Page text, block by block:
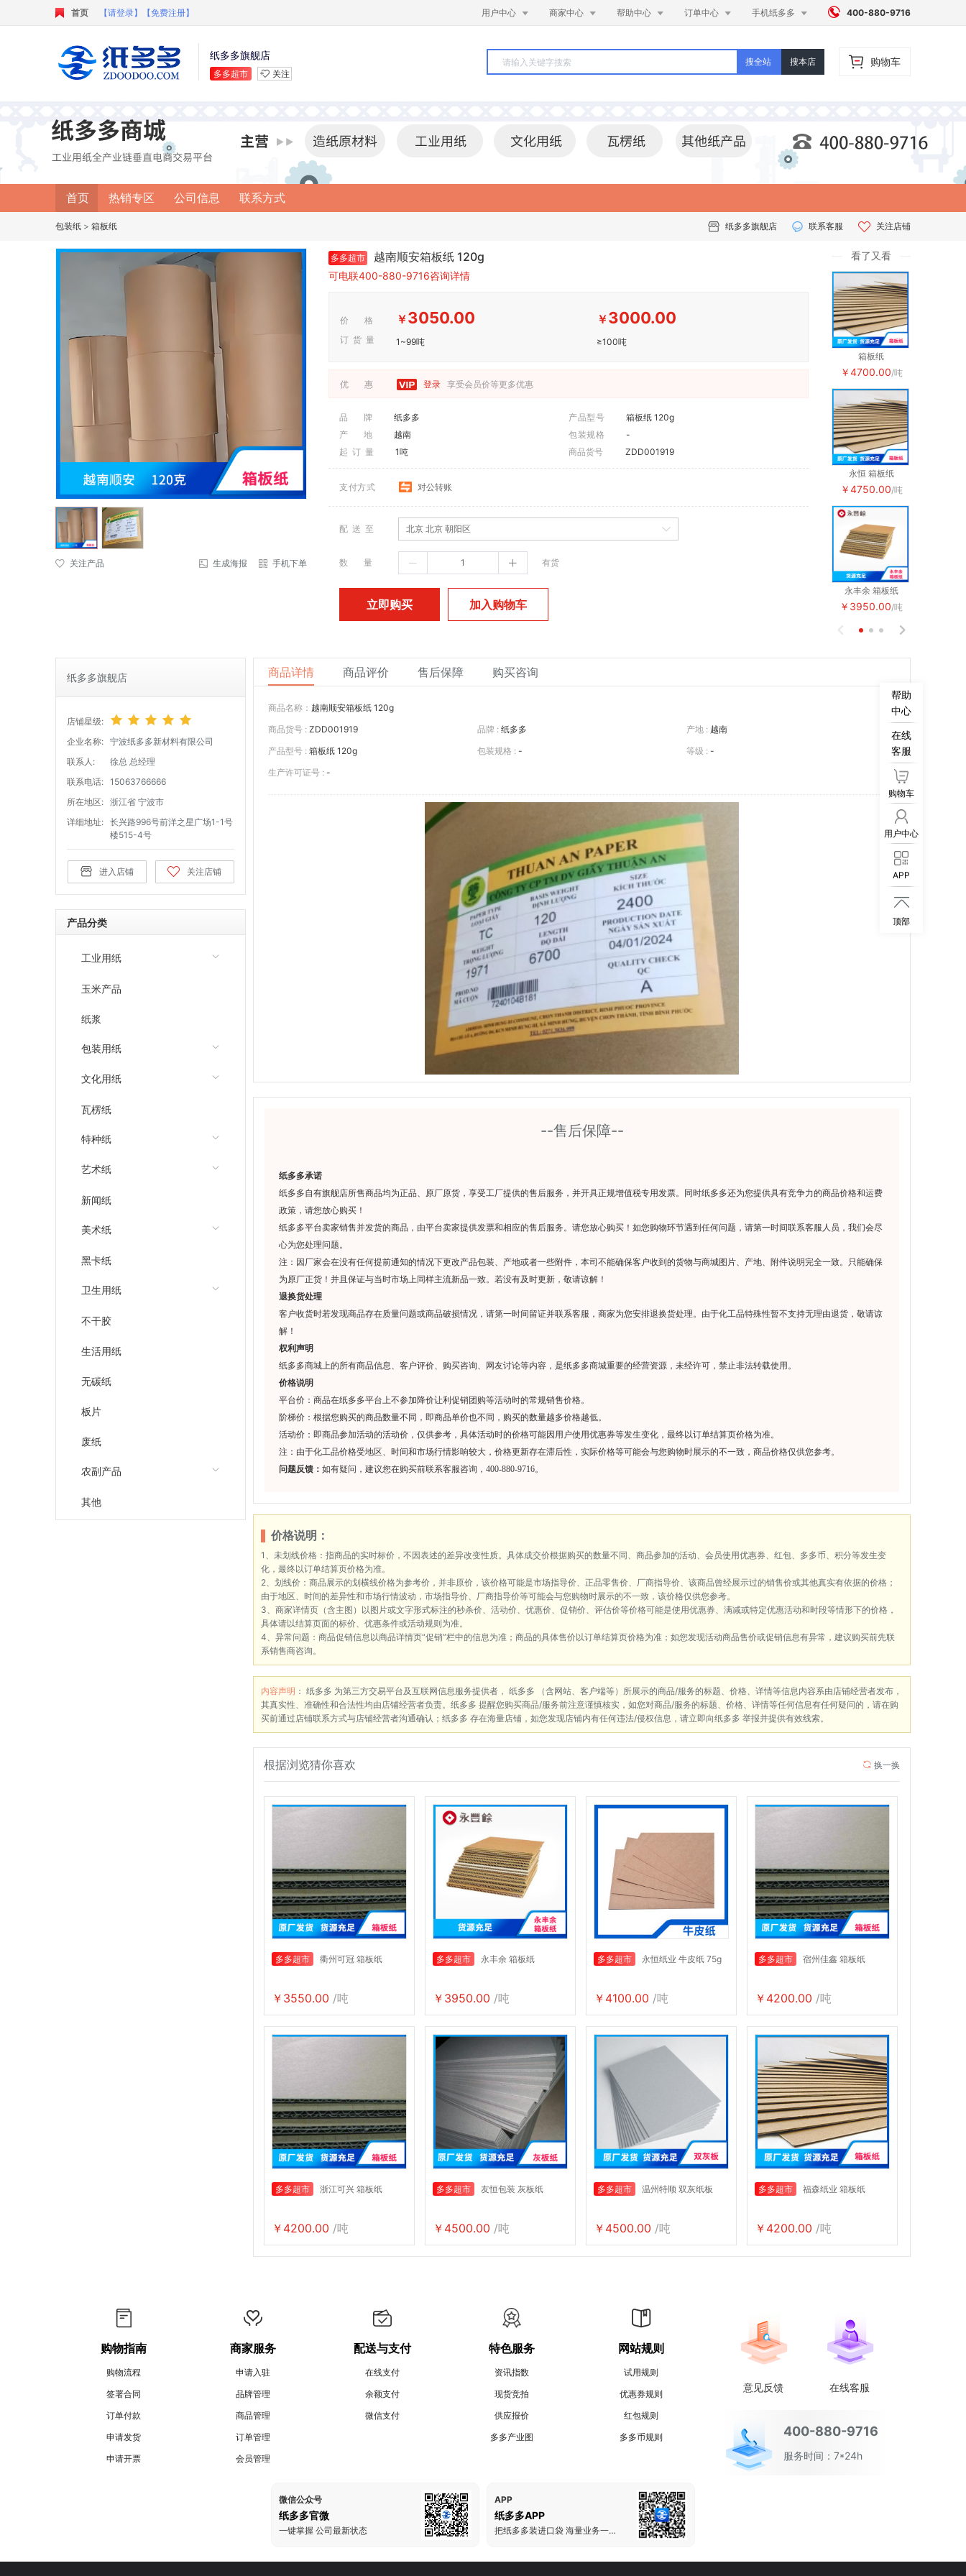
首页 【请登录】 【免费注册】 用户中心  商家中心  帮助中心  订单中心  手机纸多多   400-880-9716
纸多多旗舰店
多多超市 关注
搜全站 搜本店 购物车
首页 热销专区 公司信息 联系方式
包装纸 > 箱板纸 纸多多旗舰店 联系客服 关注店铺
关注产品 生成海报 手机下单
多多超市 越南顺安箱板纸 120g
可电联400-880-9716咨询详情
价 格
订 货 量
￥3050.00
1~99吨
￥3000.00
≥100吨
优 惠 登录 享受会员价等更多优惠
品 牌 纸多多 产品型号
箱板纸 120g
产 地
越南 包装规格
-
起 订 量
1吨 商品货号 ZDD001919
支付方式 对公转账
配 送 至 北京 北京 朝阳区
数 量 有货
立即购买 加入购物车
看了又看
箱板纸
￥4700.00/吨
永恒 箱板纸
￥4750.00/吨
永丰余 箱板纸
￥3950.00/吨

纸多多旗舰店
店铺星级:
企业名称: 宁波纸多多新材料有限公司
联系人:
徐总 总经理
联系电话: 15063766666
所在地区: 浙江省 宁波市
详细地址: 长兴路996号前洋之星广场1-1号
楼515-4号
进入店铺 关注店铺
产品分类
工业用纸
玉米产品
纸浆
包装用纸
文化用纸
瓦楞纸
特种纸
艺术纸
新闻纸
美术纸
黑卡纸
卫生用纸
不干胶
生活用纸
无碳纸
板片
废纸
农副产品
其他
商品详情 商品评价 售后保障 购买咨询
商品名称： 越南顺安箱板纸 120g
商品货号 : ZDD001919 品牌 : 纸多多 产地 : 越南
产品型号 : 箱板纸 120g 包装规格 : - 等级 : -
生产许可证号 : -
--售后保障--
纸多多承诺
纸多多自有旗舰店所售商品均为正品、原厂原货，享受工厂提供的售后服务，并开具正规增值税专用发票。同时纸多多还为您提供具有竞争力的商品价格和运费
政策，请您放心购买！
纸多多平台卖家销售并发货的商品，由平台卖家提供发票和相应的售后服务。请您放心购买！如您购物环节遇到任何问题，请第一时间联系客服人员，我们会尽
心为您处理问题。
注：因厂家会在没有任何提前通知的情况下更改产品包装、产地或者一些附件，本司不能确保客户收到的货物与商城图片、产地、附件说明完全一致。只能确保
为原厂正货！并且保证与当时市场上同样主流新品一致。若没有及时更新，敬请谅解！
退换货处理
客户收货时若发现商品存在质量问题或商品破损情况，请第一时间留证并联系客服，商家为您安排退换货处理。由于化工品特殊性暂不支持无理由退货，敬请谅
解！
权利声明
纸多多商城上的所有商品信息、客户评价、购买咨询、网友讨论等内容，是纸多多商城重要的经营资源，未经许可，禁止非法转载使用。
价格说明
平台价：商品在纸多多平台上不参加降价让利促销团购等活动时的常规销售价格。
阶梯价：根据您购买的商品数量不同，即商品单价也不同，购买的数量越多价格越低。
活动价：即商品参加活动的活动价，仅供参考，具体活动时的价格可能因用户使用优惠券等发生变化，最终以订单结算页价格为准。
注：由于化工品价格受地区、时间和市场行情影响较大，价格更新存在滞后性，实际价格等可能会与您购物时展示的不一致，商品价格仅供您参考。
问题反馈： 如有疑问，建议您在购买前联系客服咨询，400-880-9716。
价格说明：
1、未划线价格：指商品的实时标价，不因表述的差异改变性质。具体成交价根据购买的数量不同、商品参加的活动、会员使用优惠券、红包、多多币、积分等发生变
化，最终以订单结算页价格为准。
2、划线价：商品展示的划横线价格为参考价，并非原价，该价格可能是市场指导价、正品零售价、厂商指导价、该商品曾经展示过的销售价或其他真实有依据的价格；
由于地区、时间的差异性和市场行情波动，市场指导价、厂商指导价等可能会与您购物时展示的不一致，该价格仅供您参考。
3、商家详情页（含主图）以图片或文字形式标注的秒杀价、活动价、优惠价、促销价、评估价等价格可能是使用优惠券、满减或特定优惠活动和时段等情形下的价格，
具体请以结算页面的标价、优惠条件或活动规则为准。
4、异常问题：商品促销信息以商品详情页“促销”栏中的信息为准；商品的具体售价以订单结算页价格为准；如您发现活动商品售价或促销信息有异常，建议购买前先联
系销售商咨询。
内容声明 ： 纸多多 为第三方交易平台及互联网信息服务提供者， 纸多多 （含网站、客户端等）所展示的商品/服务的标题、价格、详情等信息内容系由店铺经营者发布，
其真实性、准确性和合法性均由店铺经营者负责。纸多多 提醒您购买商品/服务前注意谨慎核实，如您对商品/服务的标题、价格、详情等任何信息有任何疑问的，请在购
买前通过店铺联系方式与店铺经营者沟通确认；纸多多 存在海量店铺，如您发现店铺内有任何违法/侵权信息，请立即向纸多多 举报并提供有效线索。
根据浏览猜你喜欢 换一换
多多超市 衢州可冠 箱板纸
￥3550.00 /吨
多多超市 永丰余 箱板纸
￥3950.00 /吨
多多超市 永恒纸业 牛皮纸 75g
￥4100.00 /吨
多多超市 宿州佳鑫 箱板纸
￥4200.00 /吨
多多超市 浙江可兴 箱板纸
￥4200.00 /吨
多多超市 友恒包装 灰板纸
￥4500.00 /吨
多多超市 温州特顺 双灰纸板
￥4500.00 /吨
多多超市 福森纸业 箱板纸
￥4200.00 /吨
帮助
中心
在线
客服
购物车
用户中心
APP

顶部
购物指南
购物流程
签署合同
订单付款
申请发货
申请开票
商家服务
申请入驻
品牌管理
商品管理
订单管理
会员管理
配送与支付
在线支付
余额支付
微信支付
特色服务
资讯指数
现货竞拍
供应报价
多多产业图
网站规则
试用规则
优惠券规则
红包规则
多多币规则
意见反馈 在线客服
400-880-9716
服务时间：7*24h
微信公众号
纸多多官微
一键掌握 公司最新状态
APP
纸多多APP
把纸多多装进口袋 海量业务一手掌握